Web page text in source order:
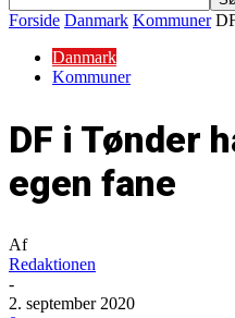
Forside Danmark Kommuner
Danmark
Kommuner
DF i Tønder
egen fane
Af
Redaktionen
-
2. september 2020